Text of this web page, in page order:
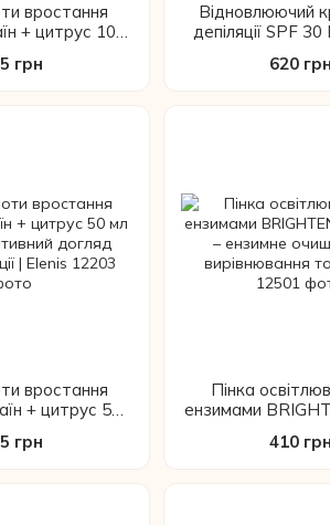
вростання
+ цитрус 100
| Elenis
грн
Відновлюючий
депіляції SPF
620 грн
вростання
+ цитрус 50
| Elenis
грн
Пінка
ензимами
вирівнювання
410 грн